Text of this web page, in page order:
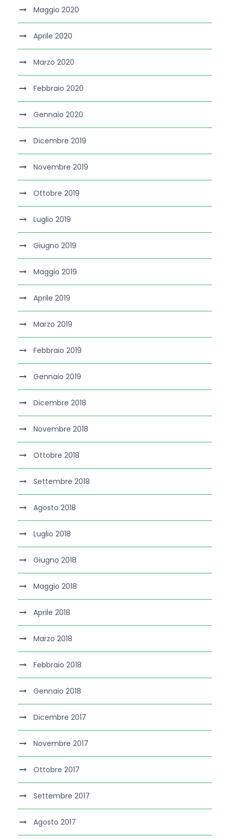
Maggio 2020
Aprile 2020
Marzo 2020
Febbraio 2020
Gennaio 2020
Dicembre 2019
Novembre 2019
Ottobre 2019
Luglio 2019
Giugno 2019
Maggio 2019
Aprile 2019
Marzo 2019
Febbraio 2019
Gennaio 2019
Dicembre 2018
Novembre 2018
Ottobre 2018
Settembre 2018
Agosto 2018
Luglio 2018
Giugno 2018
Maggio 2018
Aprile 2018
Marzo 2018
Febbraio 2018
Gennaio 2018
Dicembre 2017
Novembre 2017
Ottobre 2017
Settembre 2017
Agosto 2017